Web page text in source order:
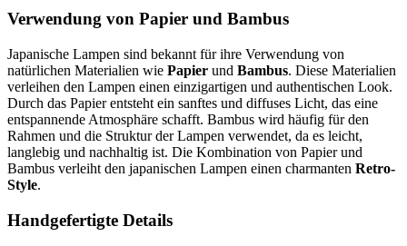
Verwendung von Papier und Bambus
Japanische Lampen sind bekannt für ihre Verwendung von
natürlichen Materialien wie Papier und Bambus. Diese Materialien
verleihen den Lampen einen einzigartigen und authentischen Look.
Durch das Papier entsteht ein sanftes und diffuses Licht, das eine
entspannende Atmosphäre schafft. Bambus wird häufig für den
Rahmen und die Struktur der Lampen verwendet, da es leicht,
langlebig und nachhaltig ist. Die Kombination von Papier und
Bambus verleiht den japanischen Lampen einen charmanten Retro-
Style.
Handgefertigte Details